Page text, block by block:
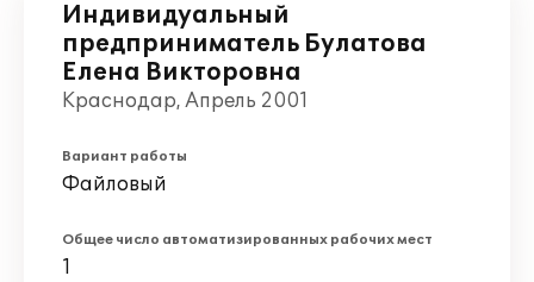
Индивидуальный
предприниматель Булатова
Елена Викторовна
Краснодар, Апрель 2001
Вариант работы
Файловый
Общее число автоматизированных рабочих мест
1